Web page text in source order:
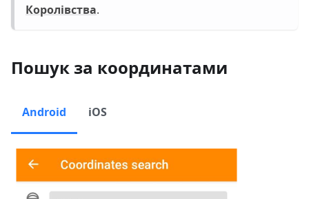
Королівства.
Пошук за координатами
Android iOS